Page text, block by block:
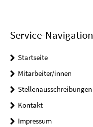
Service-Navigation
Startseite
Mitarbeiter/innen
Stellenausschreibungen
Kontakt
Impressum